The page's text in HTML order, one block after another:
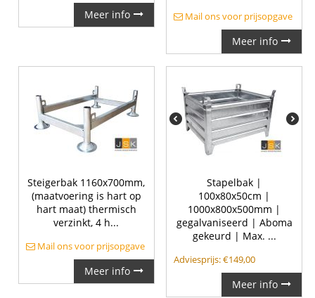
Meer info Mail ons voor prijsopgave
Meer info
Steigerbak 1160x700mm,
(maatvoering is hart op
hart maat) thermisch
verzinkt, 4 h...
Mail ons voor prijsopgave
Meer info
Stapelbak |
100x80x50cm |
1000x800x500mm |
gegalvaniseerd | Aboma
gekeurd | Max. ...
Adviesprijs:€149,00
Meer info